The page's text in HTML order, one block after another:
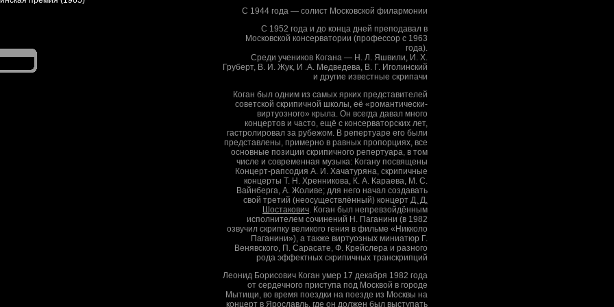
С 1944 года — солист Московской филармонии
С 1952 года и до конца дней преподавал в
Московской консерватории (профессор с 1963
года).
Среди учеников Когана — Н. Л. Яшвили, И. Х.
Груберт, В. И. Жук, И .А. Медведева, В. Г. Иголинский
и другие известные скрипачи
Коган был одним из самых ярких представителей
советской скрипичной школы, её «романтически-
виртуозного» крыла. Он всегда давал много
концертов и часто, ещё с консерваторских лет,
гастролировал за рубежом. В репертуаре его были
представлены, примерно в равных пропорциях, все
основные позиции скрипичного репертуара, в том
числе и современная музыка: Когану посвящены
Концерт-рапсодия А. И. Хачатуряна, скрипичные
концерты Т. Н. Хренникова, К. А. Караева, М. С.
Вайнберга, А. Жоливе; для него начал создавать
свой третий (неосуществлённый) концерт Д. Д.
Шостакович. Коган был непревзойдённым
исполнителем сочинений Н. Паганини (в 1982
озвучил скрипку великого гения в фильме «Никколо
Паганини»), а также виртуозных миниатюр Г.
Венявского, П. Сарасате, Ф. Крейслера и разного
рода эффектных скрипичных транскрипций
Леонид Борисович Коган умер 17 декабря 1982 года
от сердечного приступа под Москвой в городе
Мытищи, во время поездки на поезде из Москвы на
концерт в Ярославль, где он должен был выступать